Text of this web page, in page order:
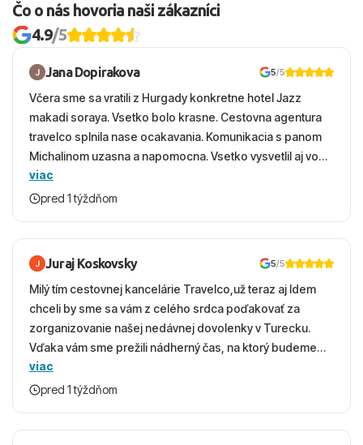
Čo o nás hovoria naši zákazníci
4.9/5
Jana Dopirakova 5/5
Včera sme sa vratili z Hurgady konkretne hotel Jazz
makadi soraya. Vsetko bolo krasne. Cestovna agentura
travelco splnila nase ocakavania. Komunikacia s panom
Michalinom uzasna a napomocna. Vsetko vysvetlil aj vo
vecernych hodinach zaco sa ospravedlnujem. Hotel
krasny, cisty. Sluzby top. Strava, prostredie, more,
viac
pred 1 týždňom
Juraj Koskovsky 5/5
Milý tím cestovnej kancelárie Travelco,už teraz aj Idem
chceli by sme sa vám z celého srdca poďakovať za
zorganizovanie našej nedávnej dovolenky v Turecku.
Vďaka vám sme prežili nádherný čas, na ktorý budeme
ešte dlho s úsmevom spomínať. ​Všetko prebehlo
absolútne hladko – od prvotného výberu zájazdu, cez
viac
pred 1 týždňom